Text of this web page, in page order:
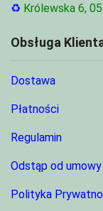
♻ Królewska 6,
Obsługa
Dostawa
Płatności
Regulamin
Odstąp od
Polityka